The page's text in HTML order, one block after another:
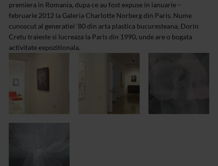
premiera in Romania, dupa ce au fost expuse in ianuarie –
februarie 2012 la Galeria Charlotte Norberg din Paris. Nume
cunoscut al generatiei ‘80 din arta plastica bucuresteana, Dorin
Cretu traieste si lucreaza la Paris din 1990, unde are o bogata
activitate expozitionala.